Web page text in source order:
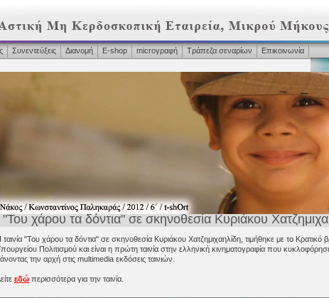
Συνεντεύξεις Διανομή Ε-shop microγραφή Τράπεζα σεναρίων
Επικοινωνία
"Του χάρου τα δόντια" σε σκηνοθεσία Κυριάκου
ταινία "Του χάρου τα δόντια" σε σκηνοθεσία Κυριάκου Χατζημιχαηλίδη, τιμήθηκε με το Κρατικό
Πολιτισμού και είναι η πρώτη ταινία στην ελληνική κινηματογραφία που
την αρχή στις multimedia εκδόσεις ταινιών.
εδώ περισσότερα για την ταινία.